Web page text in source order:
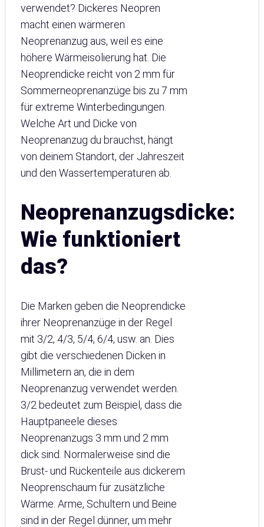
verwendet? Dickeres Neopren
macht einen wärmeren
Neoprenanzug aus, weil es eine
höhere Wärmeisolierung hat. Die
Neoprendicke reicht von 2 mm für
Sommerneoprenanzüge bis zu 7 mm
für extreme Winterbedingungen.
Welche Art und Dicke von
Neoprenanzug du brauchst, hängt
von deinem Standort, der Jahreszeit
und den Wassertemperaturen ab.
Neoprenanzugsdicke:
Wie funktioniert
das?
Die Marken geben die Neoprendicke
ihrer Neoprenanzüge in der Regel
mit 3/2, 4/3, 5/4, 6/4, usw. an. Dies
gibt die verschiedenen Dicken in
Millimetern an, die in dem
Neoprenanzug verwendet werden.
3/2 bedeutet zum Beispiel, dass die
Hauptpaneele dieses
Neoprenanzugs 3 mm und 2 mm
dick sind. Normalerweise sind die
Brust- und Rückenteile aus dickerem
Neoprenschaum für zusätzliche
Wärme. Arme, Schultern und Beine
sind in der Regel dünner, um mehr